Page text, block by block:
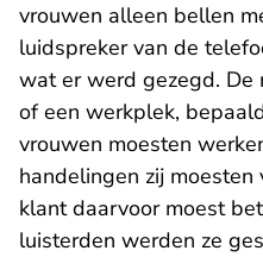
vrouwen alleen bellen
luidspreker van de
wat er werd gezegd. De
of een werkplek,
vrouwen moesten
handelingen zij
klant daarvoor moest
luisterden werden ze